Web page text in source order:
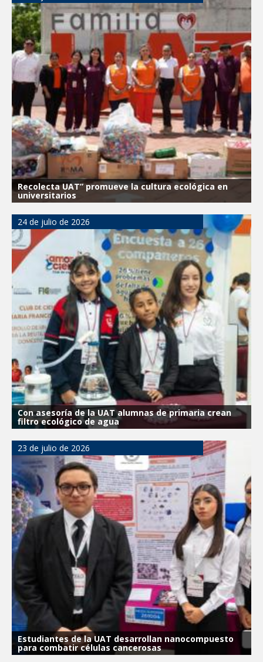
Recolecta UAT” promueve la cultura ecológica en
universitarios
24 de julio de 2026
Con asesoría de la UAT alumnas de primaria crean
filtro ecológico de agua
23 de julio de 2026
Estudiantes de la UAT desarrollan nanocompuesto
para combatir células cancerosas